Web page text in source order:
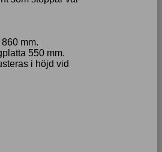
mm.
550 mm.
i höjd vid